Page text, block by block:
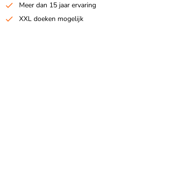
Meer dan 15 jaar ervaring
XXL doeken mogelijk